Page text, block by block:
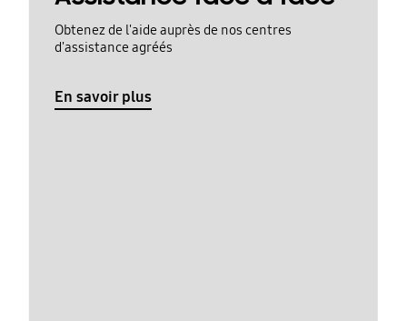
Obtenez de l'aide auprès de nos centres
d'assistance agréés
En savoir plus